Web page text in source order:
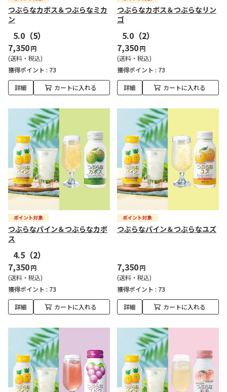
つぶらなカボス＆つぶらなミカ
ン
5.0 （5）
7,350円
(送料・税込)
獲得ポイント : 73
詳細 カートに入れる
つぶらなカボス＆つぶらなリン
ゴ
5.0 （2）
7,350円
(送料・税込)
獲得ポイント : 73
詳細 カートに入れる
つぶらなパイン＆つぶらなカボ
ス
4.5 （2）
7,350円
(送料・税込)
獲得ポイント : 73
詳細 カートに入れる
つぶらなパイン＆つぶらなユズ
7,350円
(送料・税込)
獲得ポイント : 73
詳細 カートに入れる